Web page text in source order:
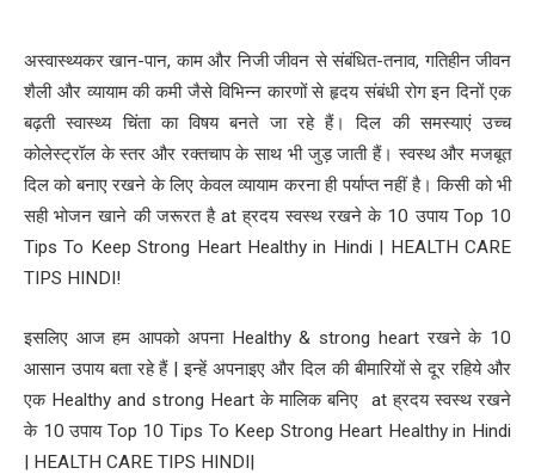
अस्वास्थ्यकर खान-पान, काम और निजी जीवन से संबंधित-तनाव, गतिहीन जीवन
शैली और व्यायाम की कमी जैसे विभिन्न कारणों से हृदय संबंधी रोग इन दिनों एक
बढ़ती स्वास्थ्य चिंता का विषय बनते जा रहे हैं। दिल की समस्याएं उच्च
कोलेस्ट्रॉल के स्तर और रक्तचाप के साथ भी जुड़ जाती हैं। स्वस्थ और मजबूत
दिल को बनाए रखने के लिए केवल व्यायाम करना ही पर्याप्त नहीं है। किसी को भी
सही भोजन खाने की जरूरत है at ह्रदय स्वस्थ रखने के 10 उपाय Top 10
Tips To Keep Strong Heart Healthy in Hindi | HEALTH CARE
TIPS HINDI!
इसलिए आज हम आपको अपना Healthy & strong heart रखने के 10
आसान उपाय बता रहे हैं | इन्हें अपनाइए और दिल की बीमारियों से दूर रहिये और
एक Healthy and strong Heart के मालिक बनिए at ह्रदय स्वस्थ रखने
के 10 उपाय Top 10 Tips To Keep Strong Heart Healthy in Hindi
| HEALTH CARE TIPS HINDI|